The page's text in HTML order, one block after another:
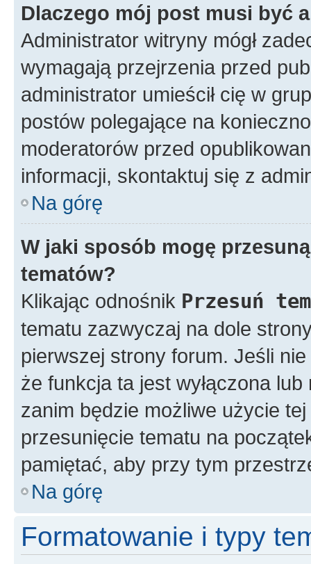
Dlaczego mój post musi być
Administrator witryny mógł
wymagają przejrzenia przed
administrator umieścił cię w
postów polegające na
moderatorów przed
informacji, skontaktuj się z
Na górę
W jaki sposób mogę
tematów?
Klikając odnośnik Przesuń
tematu zazwyczaj na dole
pierwszej strony forum. Jeśli
że funkcja ta jest wyłączona
zanim będzie możliwe użycie
przesunięcie tematu na
pamiętać, aby przy tym
Na górę
Formatowanie i typy